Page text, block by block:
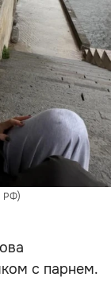
РФ)
с парнем.